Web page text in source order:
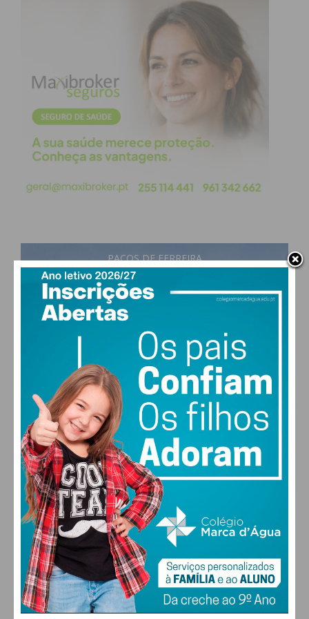
PAÇOS DE FERREIRA
25°
few clouds
62% humidade
27°
DOM
30
SEG
30°
TER
31°
QUA
ALTERAR
FARMACIAS DE SERVIÇO EM PAÇOS DE
FERREIRA